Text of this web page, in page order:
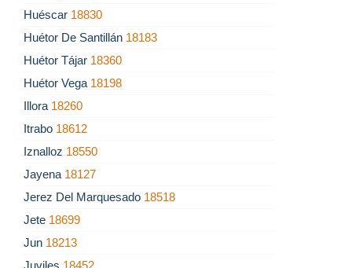
Huéscar 18830
Huétor De Santillán 18183
Huétor Tájar 18360
Huétor Vega 18198
Illora 18260
Itrabo 18612
Iznalloz 18550
Jayena 18127
Jerez Del Marquesado 18518
Jete 18699
Jun 18213